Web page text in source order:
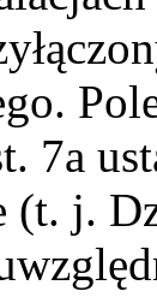
7a
(t. j.